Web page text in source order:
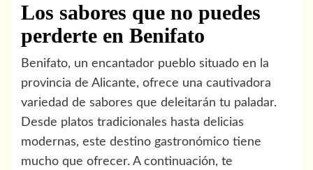
Los sabores que no puedes
perderte en Benifato
Benifato, un encantador pueblo situado en la
provincia de Alicante, ofrece una cautivadora
variedad de sabores que deleitarán tu paladar.
Desde platos tradicionales hasta delicias
modernas, este destino gastronómico tiene
mucho que ofrecer. A continuación, te